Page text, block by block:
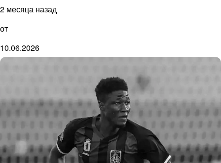
2 месяца назад
от
10.06.2026